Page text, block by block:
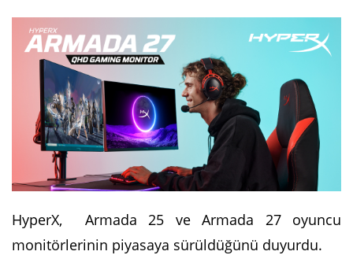
HyperX, Armada 25 ve Armada 27 oyuncu
monitörlerinin piyasaya sürüldüğünü duyurdu.